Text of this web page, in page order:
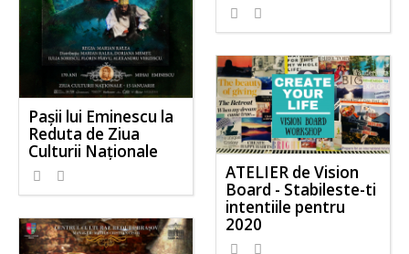
Pașii lui Eminescu la
Reduta de Ziua
Culturii Naționale
ATELIER de Vision
Board - Stabileste-ti
intentiile pentru
2020